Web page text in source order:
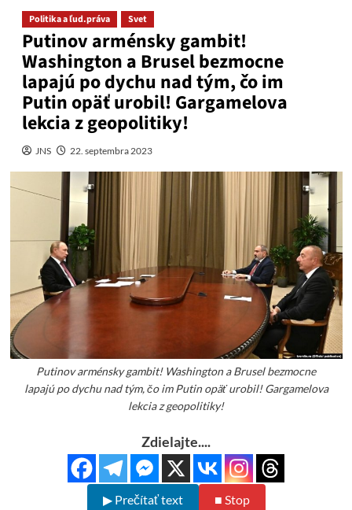
Politika a ľud.práva Svet
Putinov arménsky gambit!
Washington a Brusel bezmocne
lapajú po dychu nad tým, čo im
Putin opäť urobil! Gargamelova
lekcia z geopolitiky!
JNS 22. septembra 2023
Putinov arménsky gambit! Washington a Brusel bezmocne
lapajú po dychu nad tým, čo im Putin opäť urobil! Gargamelova
lekcia z geopolitiky!
Zdielajte....
▶ Prečítať text ■ Stop